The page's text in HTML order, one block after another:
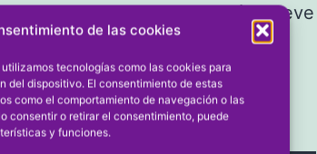
de las cookies
tecnologías como las cookies para
del dispositivo. El consentimiento de estas
como el comportamiento de navegación o las
consentir o retirar el consentimiento, puede
y funciones.
al que los corredores darán nueve